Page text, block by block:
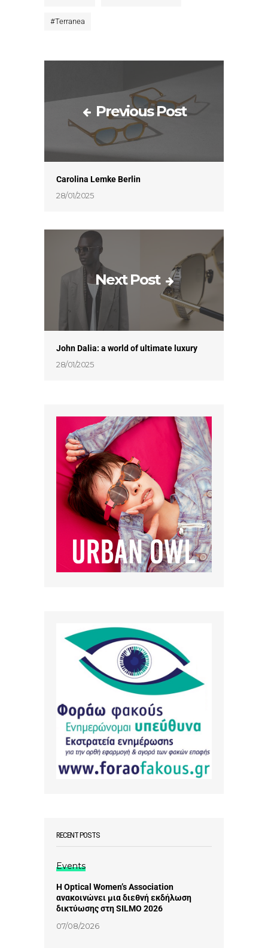
#Terranea
Previous Post
Carolina Lemke Berlin
28/01/2025
Next Post
John Dalia: a world of ultimate luxury
28/01/2025
RECENT POSTS
Events
Η Optical Women’s Association
ανακοινώνει μια διεθνή εκδήλωση
δικτύωσης στη SILMO 2026
07/08/2026